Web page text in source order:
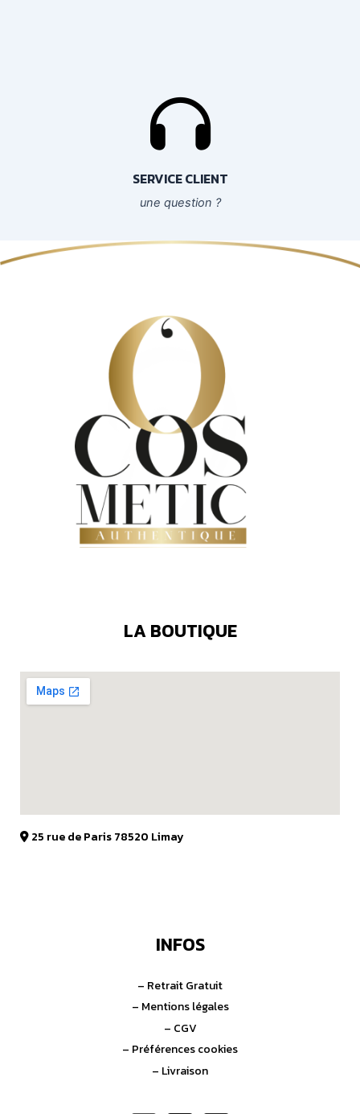
SERVICE CLIENT
une question ?
LA BOUTIQUE
25 rue de Paris 78520 Limay
INFOS
– Retrait Gratuit
– Mentions légales
– CGV
– Préférences cookies
– Livraison